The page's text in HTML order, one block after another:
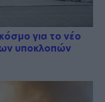
για το νέο
υποκλοπών